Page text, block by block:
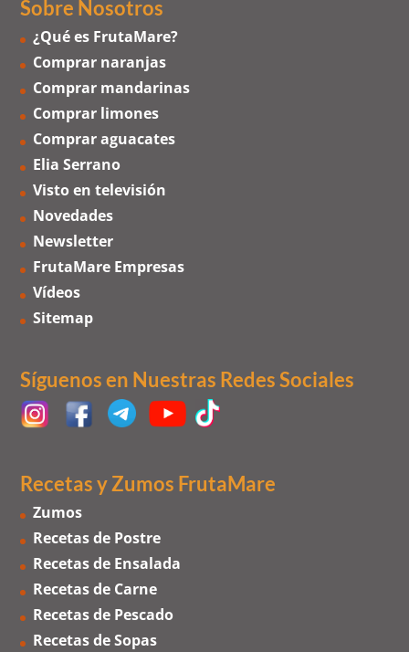
Sobre Nosotros
¿Qué es FrutaMare?
Comprar naranjas
Comprar mandarinas
Comprar limones
Comprar aguacates
Elia Serrano
Visto en televisión
Novedades
Newsletter
FrutaMare Empresas
Vídeos
Sitemap
Síguenos en Nuestras Redes Sociales
Recetas y Zumos FrutaMare
Zumos
Recetas de Postre
Recetas de Ensalada
Recetas de Carne
Recetas de Pescado
Recetas de Sopas